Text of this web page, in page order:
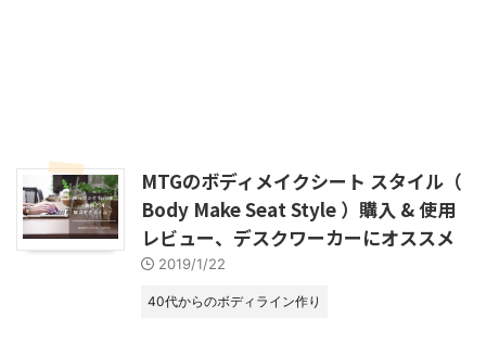
MTGのボディメイクシート スタイル（
Body Make Seat Style ）購入 & 使用
レビュー、デスクワーカーにオススメ
2019/1/22
40代からのボディライン作り